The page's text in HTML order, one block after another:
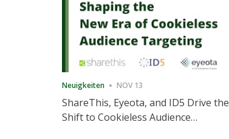
Neuigkeiten NOV 13
ShareThis, Eyeota, and ID5 Drive the
Shift to Cookieless Audience